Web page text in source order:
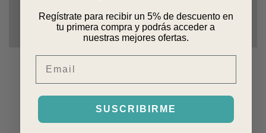
Regístrate para recibir un 5% de descuento en
tu primera compra y podrás acceder a
nuestras mejores ofertas.
SUSCRIBIRME